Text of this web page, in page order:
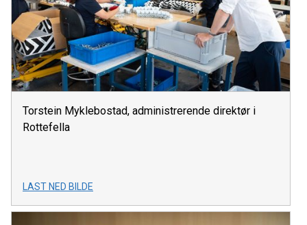
Torstein Myklebostad, administrerende direktør i
Rottefella
LAST NED BILDE